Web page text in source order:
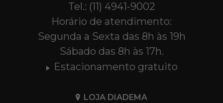
Tel.: (11) 4941-9002
Horário de atendimento:
Segunda a Sexta das 8h às 19h
Sábado das 8h às 17h.
Estacionamento gratuito
LOJA DIADEMA